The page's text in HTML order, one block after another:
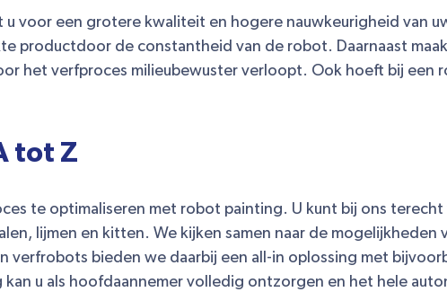
voor een grotere kwaliteit en hogere nauwkeurigheid van
productdoor de constantheid van de robot. Daarnaast
het verfproces milieubewuster verloopt. Ook hoeft bij een
tot Z
te optimaliseren met robot painting. U kunt bij ons
lijmen en kitten. We kijken samen naar de mogelijkheden
bieden we daarbij een all-in oplossing met
u als hoofdaannemer volledig ontzorgen en het hele